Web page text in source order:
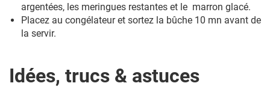
argentées, les meringues restantes et le marron glacé.
Placez au congélateur et sortez la bûche 10 mn avant de
la servir.
Idées, trucs & astuces